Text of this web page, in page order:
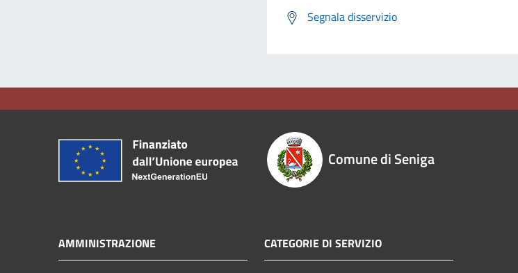
Segnala disservizio
Comune di Seniga
AMMINISTRAZIONE CATEGORIE DI SERVIZIO